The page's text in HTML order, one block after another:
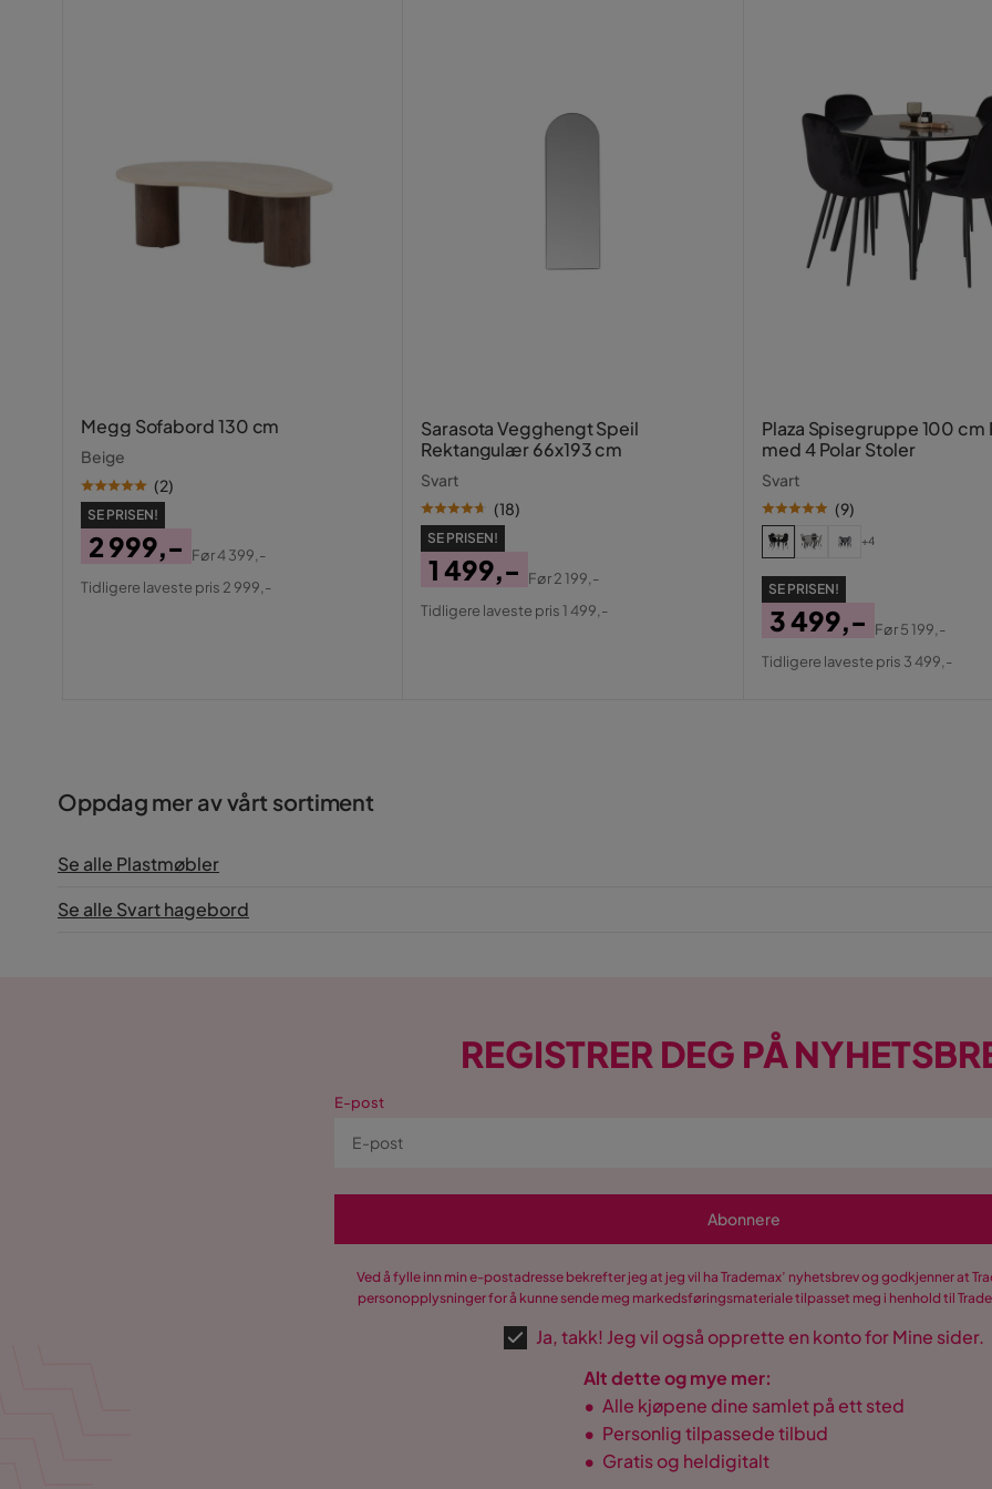
Megg Sofabord 130 cm
Beige
(2)
SE PRISEN!
Pris
2 999,-
Original
Før4 399,-
Tidligere laveste pris 2 999,-
Sarasota Vegghengt Speil
Rektangulær 66x193 cm
Svart
(18)
SE PRISEN!
Pris
1 499,-
Original
Før2 199,-
Tidligere laveste pris 1 499,-
Plaza Spisegruppe 100 cm
med 4 Polar Stoler
Svart
(9)
+4
SE PRISEN!
Pris
3 499,-
Original
Før5 199,-
Tidligere laveste pris 3 499,-
Oppdag mer av vårt sortiment
Se alle Plastmøbler
Se alle Svart hagebord
REGISTRER DEG PÅ
E-post
Abonnere
Ved å fylle inn min e-postadresse bekrefter jeg at jeg vil ha Trademax’ nyhetsbrev og godkjenner at
personopplysninger for å kunne sende meg markedsføringsmateriale tilpasset meg i henhold til
Ja, takk! Jeg vil også opprette en konto for Mine sider.
Alt dette og mye mer:
• Alle kjøpene dine samlet på ett sted
• Personlig tilpassede tilbud
• Gratis og heldigitalt